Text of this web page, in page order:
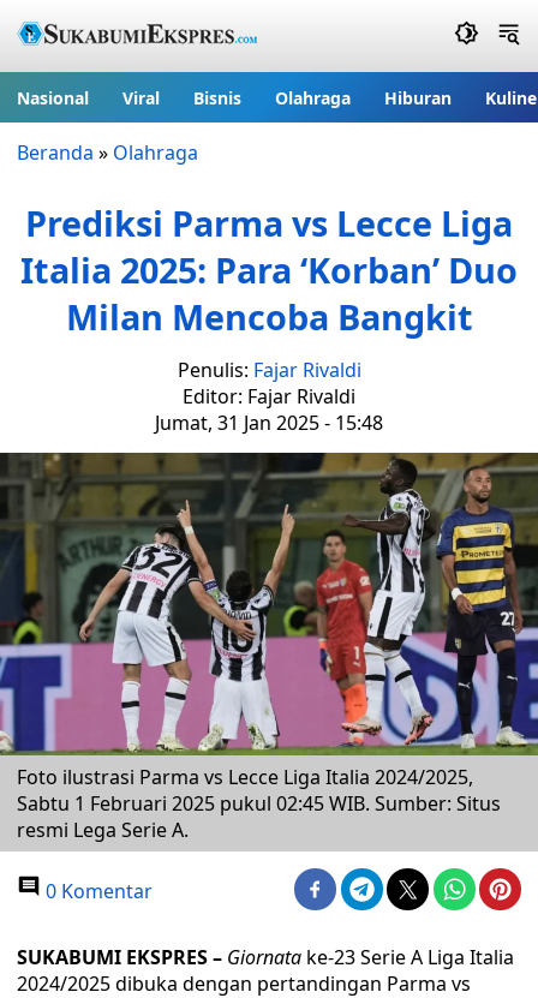
Nasional Viral Bisnis Olahraga Hiburan
Beranda » Olahraga
Prediksi Parma vs Lecce Liga
Italia 2025: Para ‘Korban’ Duo
Milan Mencoba Bangkit
Penulis: Fajar Rivaldi
Editor: Fajar Rivaldi
Jumat, 31 Jan 2025 - 15:48
Foto ilustrasi Parma vs Lecce Liga Italia 2024/2025,
Sabtu 1 Februari 2025 pukul 02:45 WIB. Sumber: Situs
resmi Lega Serie A.
0 Komentar
SUKABUMI EKSPRES – Giornata ke-23 Serie A Liga Italia
2024/2025 dibuka dengan pertandingan Parma vs